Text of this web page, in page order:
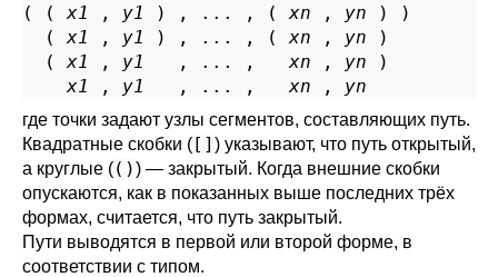
( ( x1 , y1 ) , ... , ( xn , yn ) )
  (
x1 , y1 ) , ... , ( xn , yn )
  (
x1 , y1
   , ... ,
xn , yn )
x1
, y1
   , ... ,
xn , yn
где точки задают узлы сегментов, составляющих путь.
Квадратные скобки ([] ) указывают, что путь открытый,
а круглые (()) — закрытый. Когда внешние скобки
опускаются, как в показанных выше последних трёх
формах, считается, что путь закрытый.
Пути выводятся в первой или второй форме, в
соответствии с типом.